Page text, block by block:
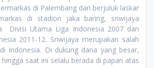
di Palembang dan berjuluk laskar
di stadion jaka baring, sriwijaya
Divisi Utama Liga Indonesia 2007 dan
2011-12. Sriwijaya merupakan salah
Indonesia. Di dukung dana yang besar,
saat ini selalu berada di papan atas